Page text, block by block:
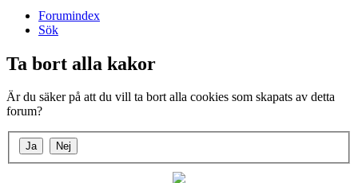
Forumindex
Sök
Ta bort alla kakor
Är du säker på att du vill ta bort alla cookies som skapats av detta
forum?